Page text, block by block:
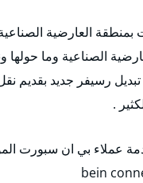
العارضية
الصناعية وما
تبديل رسيفر جديد
.